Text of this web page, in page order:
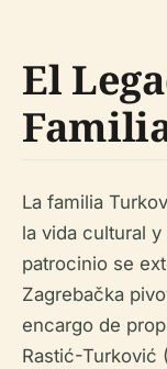
El
La familia
la vida cultural
patrocinio se
Zagrebačka
encargo de
Rastić-Turković